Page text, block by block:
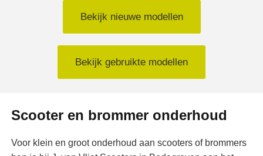
Bekijk nieuwe modellen
Bekijk gebruikte modellen
Scooter en brommer onderhoud
Voor klein en groot onderhoud aan scooters of brommers